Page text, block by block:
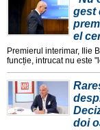
gest
el
Premierul interimar, Ilie
funcție, intrucat nu este
doi